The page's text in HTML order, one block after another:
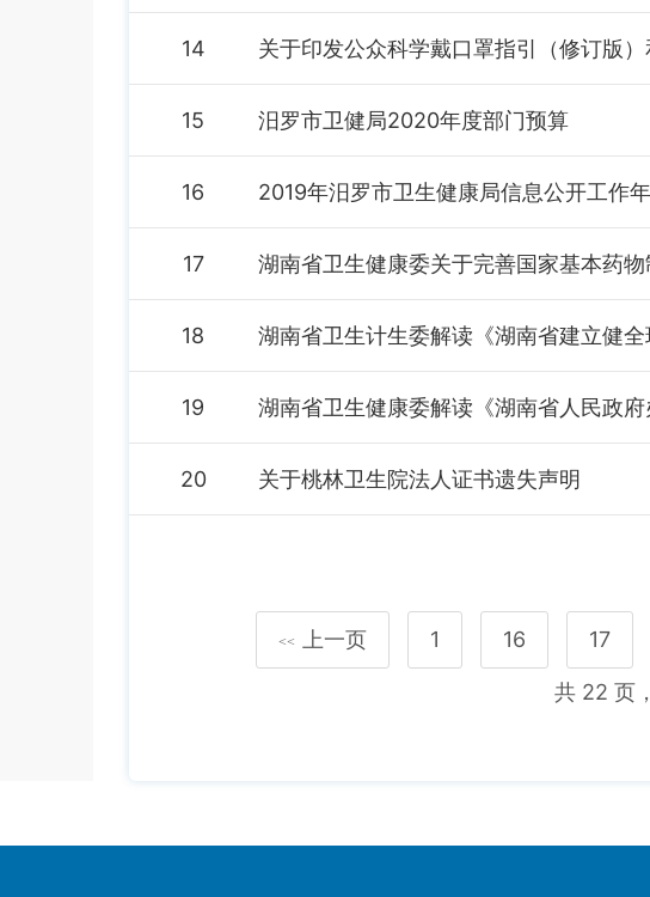
14
15 汨罗市卫健局2020年度部门预算
16 2019年汨罗市卫生健康局信息公开工作
17 湖南省卫生健康委关于完善国家基本药
18
19
20 关于桃林卫生院法人证书遗失声明
<< 上一页 1 16 17
共 22 页